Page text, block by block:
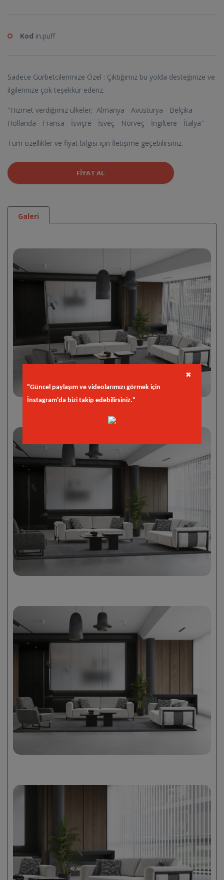
Kod in.puff
Sadece Gurbetcilerimize Özel : Çıktığımız bu yolda desteğinize ve
ilgilerinize çok teşekkür ederiz.
"Hizmet verdiğimiz ülkeler; Almanya - Avusturya - Belçika -
Hollanda - Fransa - İsviçre - İsveç - Norveç - İngiltere - İtalya"
Tüm özellikler ve fiyat bilgisi için İletişime geçebilirsiniz.
FIYAT AL
Galeri
"Güncel paylaşım ve videolarımızı görmek için
İnstagram'da bizi takip edebilirsiniz."
✖